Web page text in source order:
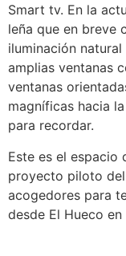
Smart tv. En la
leña que en breve
iluminación
amplias ventanas
ventanas
magníficas hacia
para recordar.
Este es el espacio
proyecto piloto
acogedores para
desde El Hueco en